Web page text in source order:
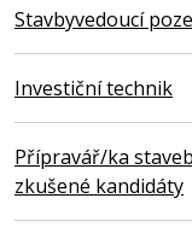
Stavbyvedoucí
Investiční technik
Přípravář/ka
zkušené kandidáty